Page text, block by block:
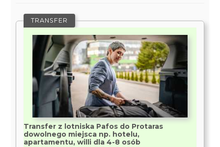
TRANSFER
Transfer z lotniska Pafos do Protaras
dowolnego miejsca np. hotelu,
apartamentu, willi dla 4-8 osób